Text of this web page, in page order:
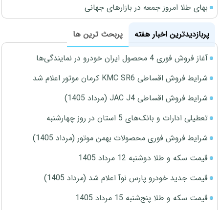
بهای طلا امروز جمعه در بازارهای جهانی
پربازدیدترین اخبار هفته
پربحث ترین ها
آغاز فروش فوری 4 محصول ایران خودرو در نمایندگی‌ها
شرایط فروش اقساطی KMC SR6 کرمان موتور اعلام شد
شرایط فروش اقساطی JAC J4 (مرداد 1405)
تعطیلی ادارات و بانک‌های 5 استان در روز چهارشنبه
شرایط فروش فوری محصولات بهمن موتور (مرداد 1405)
قیمت سکه و طلا دوشنبه 12 مرداد 1405
قیمت جدید خودرو پارس نوآ اعلام شد (مرداد 1405)
قیمت سکه و طلا پنج‌شنبه 15 مرداد 1405